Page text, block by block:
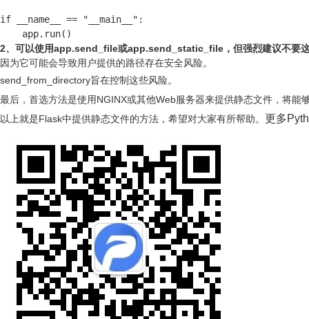
if __name__ == "__main__":
app.run()
2、可以使用app.send_file或app.send_static_file，但强烈建议不要
因为它可能会导致用户提供的路径存在安全风险。
send_from_directory旨在控制这些风险。
最后，首选方法是使用NGINX或其他Web服务器来提供静态文件，将能
以上就是Flask中提供静态文件的方法，希望对大家有所帮助。 更多